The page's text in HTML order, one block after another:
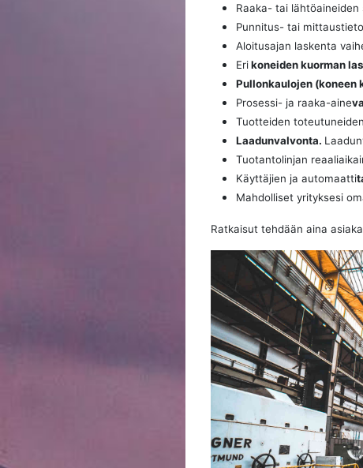
Raaka- tai
Punnitus- tai
Aloitusajan laskenta
Erikoneiden kuorman
Pullonkaulojen
Prosessi- ja raaka-aine
Tuotteiden
Laadunvalvonta.
Tuotantolinjan
Käyttäjien ja automaatti
Mahdolliset yrityksesi
Ratkaisut tehdään aina